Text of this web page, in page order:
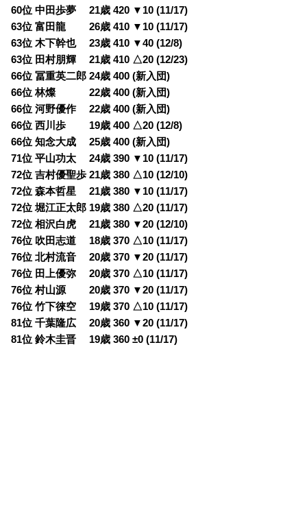
60位 中田歩夢 21歳 420 ▼10 (11/17)
63位 富田龍 26歳 410 ▼10 (11/17)
63位 木下幹也 23歳 410 ▼40 (12/8)
63位 田村朋輝 21歳 410 △20 (12/23)
66位 冨重英二郎 24歳 400 (新入団)
66位 林燦 22歳 400 (新入団)
66位 河野優作 22歳 400 (新入団)
66位 西川歩 19歳 400 △20 (12/8)
66位 知念大成 25歳 400 (新入団)
71位 平山功太 24歳 390 ▼10 (11/17)
72位 吉村優聖歩 21歳 380 △10 (12/10)
72位 森本哲星 21歳 380 ▼10 (11/17)
72位 堀江正太郎 19歳 380 △20 (11/17)
72位 相沢白虎 21歳 380 ▼20 (12/10)
76位 吹田志道 18歳 370 △10 (11/17)
76位 北村流音 20歳 370 ▼20 (11/17)
76位 田上優弥 20歳 370 △10 (11/17)
76位 村山源 20歳 370 ▼20 (11/17)
76位 竹下徠空 19歳 370 △10 (11/17)
81位 千葉隆広 20歳 360 ▼20 (11/17)
81位 鈴木圭晋 19歳 360 ±0 (11/17)